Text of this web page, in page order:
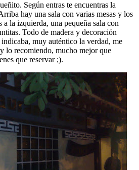
Según entras te encuentras la
hay una sala con varias mesas y los
a la izquierda, una pequeña sala con
Todo de madera y decoración
muy auténtico la verdad, me
lo recomiendo, mucho mejor que
que reservar ;).